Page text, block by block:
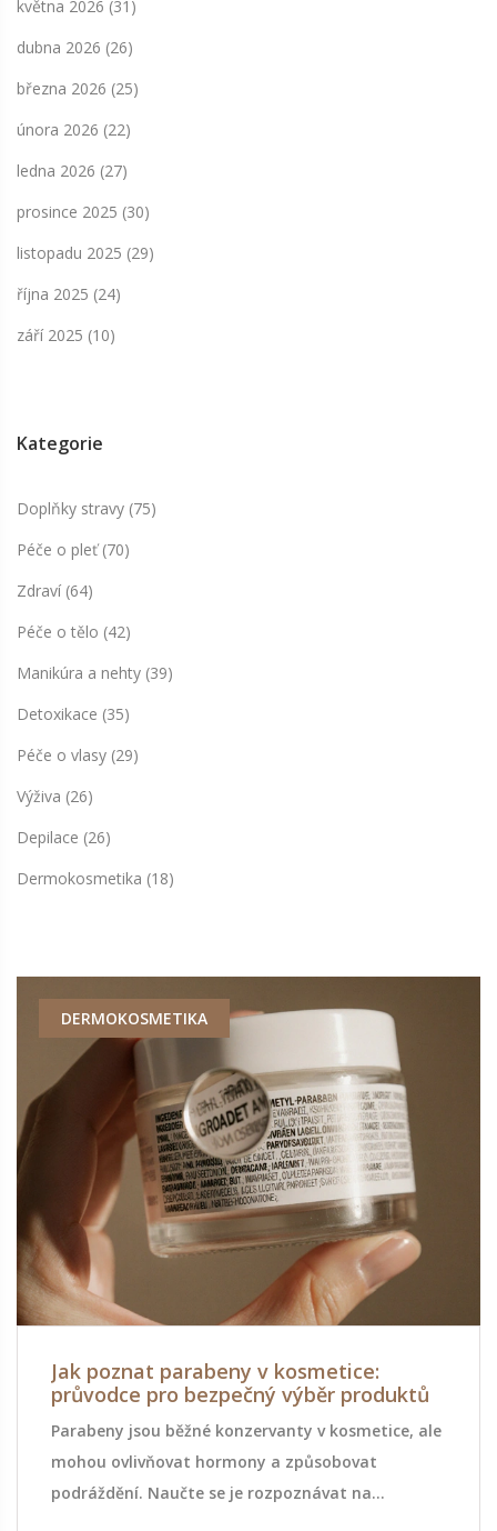
května 2026 (31)
dubna 2026 (26)
března 2026 (25)
února 2026 (22)
ledna 2026 (27)
prosince 2025 (30)
listopadu 2025 (29)
října 2025 (24)
září 2025 (10)
Kategorie
Doplňky stravy (75)
Péče o pleť(70)
Zdraví (64)
Péče o tělo (42)
Manikúra a nehty (39)
Detoxikace (35)
Péče o vlasy (29)
Výživa (26)
Depilace (26)
Dermokosmetika (18)
DERMOKOSMETIKA
Jak poznat parabeny v kosmetice:
průvodce pro bezpečný výběr produktů
Parabeny jsou běžné konzervanty v kosmetice, ale
mohou ovlivňovat hormony a způsobovat
podráždění. Naučte se je rozpoznávat na